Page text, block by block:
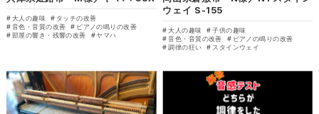
大人の趣味
タッチの改善
音色・音質の改善
ピアノの鳴りの改善
部屋の響き・残響の改善
ヤマハ
ウェイ S-155
大人の趣味
子供の趣味
音色・音質の改善
ピアノの鳴りの改善
調律の狂い
スタインウェイ